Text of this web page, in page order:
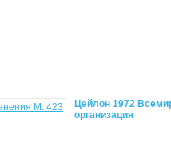
Цейлон 1972
организация